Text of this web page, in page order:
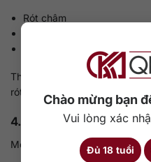
Chào mừng bạn
Vui lòng xác
Đủ 18 tuổi
Rót chậm
Không để rượu tiếp xúc
Thời gian trong decanter có
rót trực tiếp ra ly trong một số
4.3. Những sai lầm
Một số lỗi phổ biến khi sử